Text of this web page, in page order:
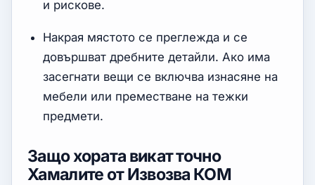
и рискове.
Накрая мястото се преглежда и се
довършват дребните детайли. Ако има
засегнати вещи се включва изнасяне на
мебели или преместване на тежки
предмети.
Защо хората викат точно
Хамалите от Извозва КОМ